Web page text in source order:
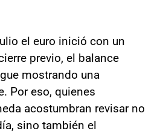
el euro inició con un
previo, el balance
mostrando una
Por eso, quienes
acostumbran revisar no
sino también el